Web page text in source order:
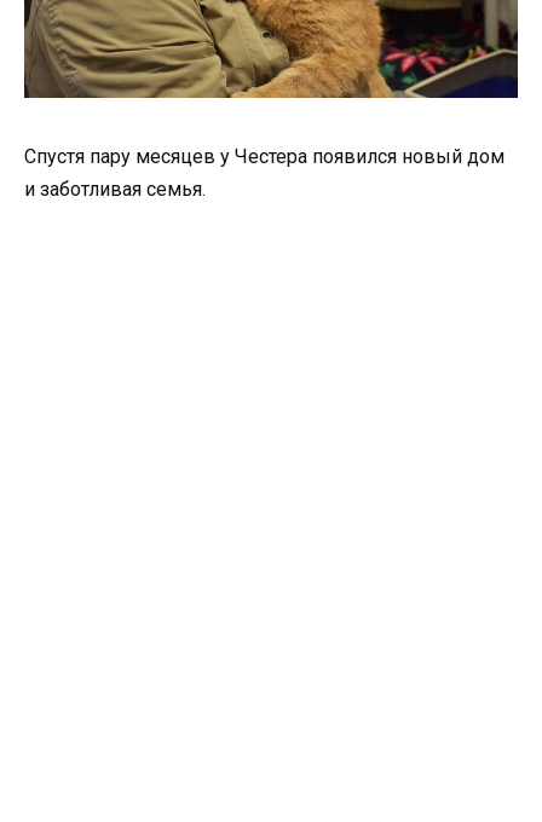
Спустя пару месяцев у Честера появился новый дом
и заботливая семья.